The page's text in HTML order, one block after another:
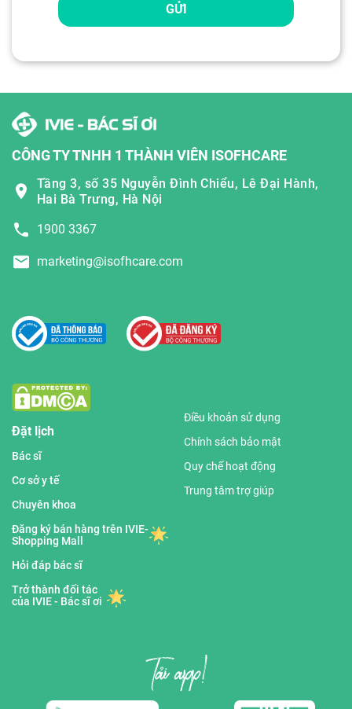
GỬI
CÔNG TY TNHH 1 THÀNH VIÊN ISOFHCARE
Tầng 3, số 35 Nguyễn Đình Chiểu, Lê Đại Hành,
Hai Bà Trưng, Hà Nội
1900 3367
marketing@isofhcare.com
Đặt lịch
Bác sĩ
Cơ sở y tế
Chuyên khoa
Đăng ký bán hàng trên IVIE-
Shopping Mall
Hỏi đáp bác sĩ
Trở thành đối tác
của IVIE - Bác sĩ ơi
Điều khoản sử dụng
Chính sách bảo mật
Quy chế hoạt động
Trung tâm trợ giúp